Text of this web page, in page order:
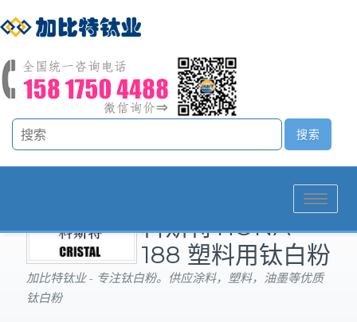
Toggle
科斯特TiONA
188 塑料用钛白粉
加比特钛业 - 专注钛白粉。供应涂料，塑料，油墨等优质
钛白粉